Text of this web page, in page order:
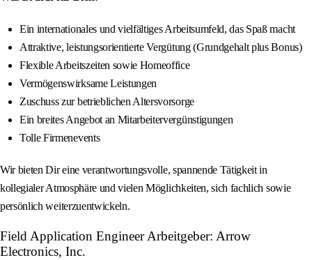
Ein internationales und vielfältiges Arbeitsumfeld, das Spaß macht
Attraktive, leistungsorientierte Vergütung (Grundgehalt plus Bonus)
Flexible Arbeitszeiten sowie Homeoffice
Vermögenswirksame Leistungen
Zuschuss zur betrieblichen Altersvorsorge
Ein breites Angebot an Mitarbeitervergünstigungen
Tolle Firmenevents
Wir bieten Dir eine verantwortungsvolle, spannende Tätigkeit in
kollegialer Atmosphäre und vielen Möglichkeiten, sich fachlich sowie
persönlich weiterzuentwickeln.
Field Application Engineer Arbeitgeber: Arrow
Electronics, Inc.